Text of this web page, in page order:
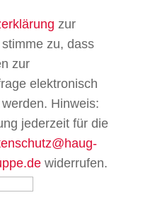
zur
zu, dass
zur
elektronisch
Hinweis:
jederzeit für die
widerrufen.